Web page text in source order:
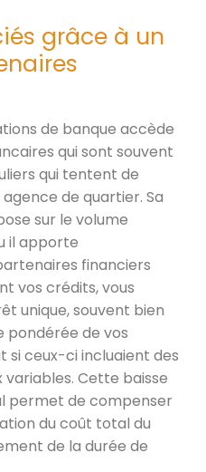
grâce à un
de banque accède
qui sont souvent
qui tentent de
de quartier. Sa
sur le volume
il apporte
financiers
vos crédits, vous
unique, souvent bien
pondérée de vos
si ceux-ci incluaient des
Cette baisse
permet de compenser
du coût total du
de la durée de